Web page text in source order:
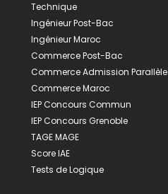
Technique
Ingénieur Post-Bac
Ingénieur Maroc
Commerce Post-Bac
Commerce Admission Parallèle
Commerce Maroc
IEP Concours Commun
IEP Concours Grenoble
TAGE MAGE
Score IAE
Tests de Logique